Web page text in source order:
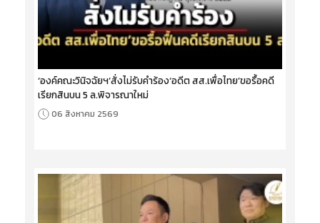
‘องค์คณะวินิจฉัยฯ’สั่งไม่รับคำร้อง‘อดีต สส.เพื่อไทย’ขอรื้อคดี
เรียกสินบน 5 ล.พิจารณาใหม่
06 สิงหาคม 2569